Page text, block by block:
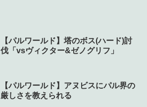
【パルワールド】塔のボス(ハード)討
伐「vsヴィクター&ゼノグリフ」
【パルワールド】アヌビスにパル界の
厳しさを教えられる